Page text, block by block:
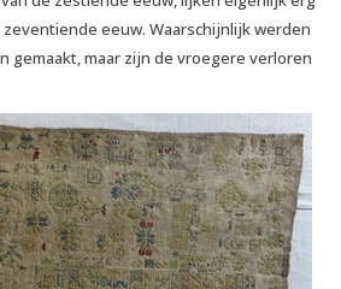
eeuw. Waarschijnlijk werden
gemaakt, maar zijn de vroegere verloren